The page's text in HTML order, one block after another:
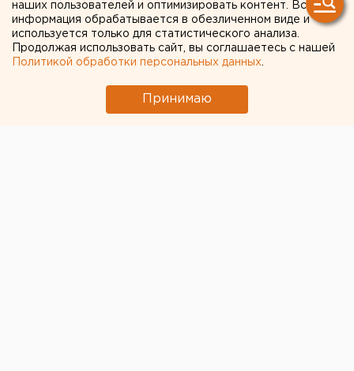
наших пользователей и оптимизировать контент. Вся
информация обрабатывается в обезличенном виде и
используется только для статистического анализа.
Продолжая использовать сайт, вы соглашаетесь с нашей
Политикой обработки персональных данных
Принимаю